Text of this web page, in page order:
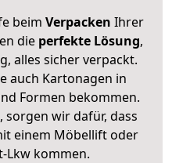
beim Verpacken Ihrer
die perfekte Lösung,
alles sicher verpackt.
auch Kartonagen in
Formen bekommen.
sorgen wir dafür, dass
einem Möbellift oder
Lkw kommen.